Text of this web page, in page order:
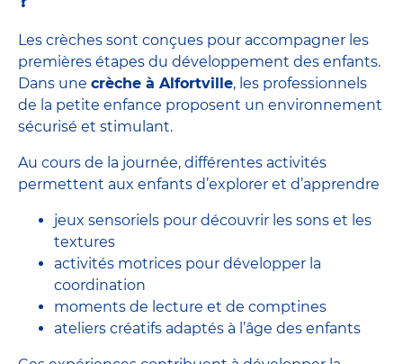
Les crèches sont conçues pour accompagner les
premières étapes du développement des enfants.
Dans une crèche à Alfortville, les professionnels
de la petite enfance proposent un environnement
sécurisé et stimulant.
Au cours de la journée, différentes activités
permettent aux enfants d’explorer et d’apprendre
jeux sensoriels pour découvrir les sons et les
textures
activités motrices pour développer la
coordination
moments de lecture et de comptines
ateliers créatifs adaptés à l’âge des enfants